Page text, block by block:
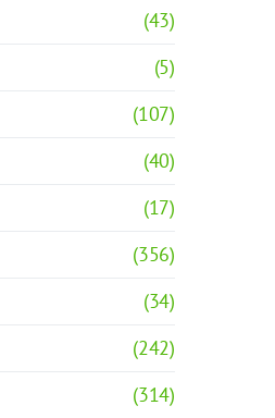
(43)
(5)
(107)
(40)
(17)
(356)
(34)
(242)
(314)